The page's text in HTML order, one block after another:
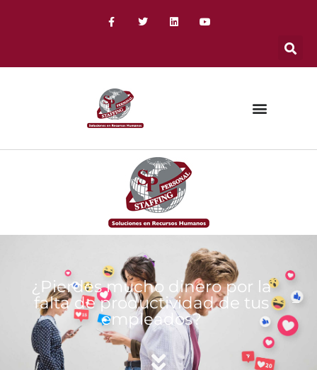
¿Pierdes mucho dinero por la
falta de productividad de tus
empleados?